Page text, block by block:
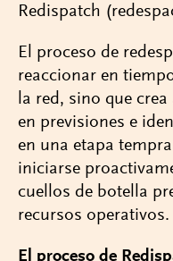
Redispatch
El proceso de
reaccionar en
la red, sino que
en previsiones e
en una etapa
iniciarse
cuellos de botella
recursos operativos.
El proceso de